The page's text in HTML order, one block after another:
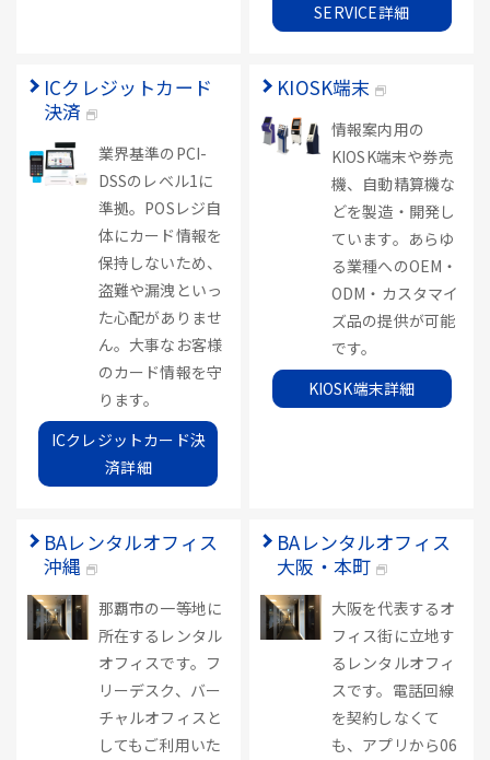
SERVICE詳細
ICクレジットカード
決済
業界基準のPCI-
DSSのレベル1に
準拠。POSレジ自
体にカード情報を
保持しないため、
盗難や漏洩といっ
た心配がありませ
ん。大事なお客様
のカード情報を守
ります。
ICクレジットカード決
済詳細
KIOSK端末
情報案内用の
KIOSK端末や券売
機、自動精算機な
どを製造・開発し
ています。あらゆ
る業種へのOEM・
ODM・カスタマイ
ズ品の提供が可能
です。
KIOSK端末詳細
BAレンタルオフィス
沖縄
那覇市の一等地に
所在するレンタル
オフィスです。フ
リーデスク、バー
チャルオフィスと
してもご利用いた
BAレンタルオフィス
大阪・本町
大阪を代表するオ
フィス街に立地す
るレンタルオフィ
スです。電話回線
を契約しなくて
も、アプリから06